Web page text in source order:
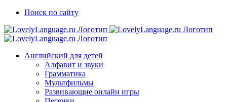
Skip
content
TelegramПоиск по сайту
Английский для детей
Алфавит и звуки
Грамматика
Мультфильмы
Развивающие онлайн игры